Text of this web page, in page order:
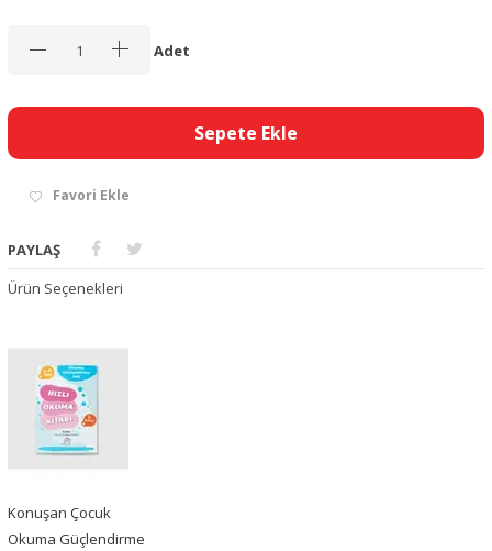
Adet
Sepete Ekle
Favori Ekle
PAYLAŞ
Ürün Seçenekleri
Konuşan Çocuk
Okuma Güçlendirme